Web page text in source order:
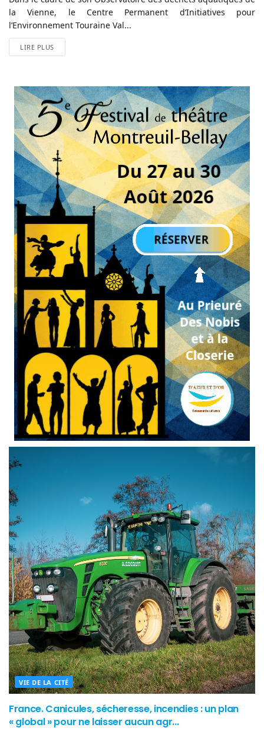
la Vienne, le Centre Permanent d’Initiatives pour
l’Environnement Touraine Val...
LIRE PLUS
VIE DE LA CITÉ
France. Canicules, sécheresse, incendies : un plan
« global » pour ne laisser aucun agr...